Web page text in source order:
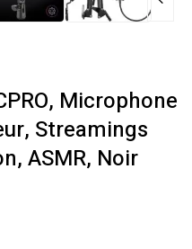
Microphone
Streamings
ASMR, Noir